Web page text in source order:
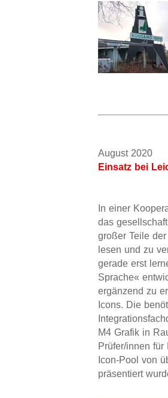
August
Einsatz bei
In einer
das
großer Teile
lesen und zu
gerade erst
Sprache«
ergänzend zu
Icons. Die
M4 Grafik in
Prüfer/innen
Icon-Pool von
präsentiert